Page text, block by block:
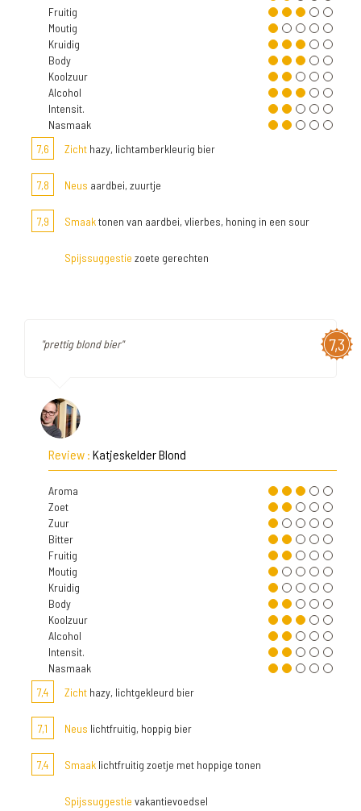
Fruitig
Moutig
Kruidig
Body
Koolzuur
Alcohol
Intensit.
Nasmaak
7,6
Zicht hazy, lichtamberkleurig bier
7,8 Neus aardbei, zuurtje
7,9 Smaaktonen van aardbei, vlierbes, honing in een sour
Spijssuggestie zoete gerechten
7,3
"prettig blond bier"
Review : Katjeskelder Blond
Aroma
Zoet
Zuur
Bitter
Fruitig
Moutig
Kruidig
Body
Koolzuur
Alcohol
Intensit.
Nasmaak
7,4
Zicht hazy, lichtgekleurd bier
7,1 Neus lichtfruitig, hoppig bier
7,4 Smaak lichtfruitig zoetje met hoppige tonen
Spijssuggestie vakantievoedsel